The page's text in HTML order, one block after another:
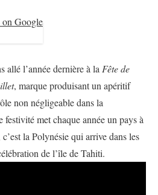
allé l’année dernière à la Fête de
, marque produisant un apéritif
non négligeable dans la
festivité met chaque année un pays à
la Polynésie qui arrive dans les
de l’île de Tahiti.